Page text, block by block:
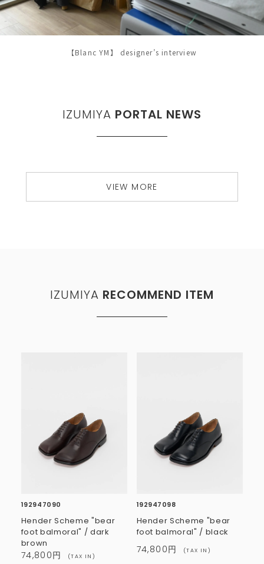
【Blanc YM】 designer’s interview
IZUMIYA PORTAL NEWS
VIEW MORE
IZUMIYA RECOMMEND ITEM
192947090
Hender Scheme "bear
foot balmoral" / dark
brown
74,800円 (TAX IN)
192947098
Hender Scheme "bear
foot balmoral" / black
74,800円 (TAX IN)